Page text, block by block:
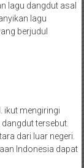
lagu dangdut asal
lagu
berjudul
ikut mengiringi
tersebut.
dari luar negeri.
Indonesia dapat